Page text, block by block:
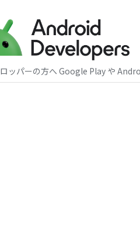
ッパーの方へ Google Play や